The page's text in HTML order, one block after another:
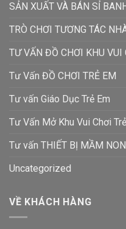
SẢN XUẤT VÀ BÁN SỈ
TRÒ CHƠI TƯƠNG TÁC
TƯ VẤN ĐỒ CHƠI KHU VUI
Tư Vấn ĐỒ CHƠI TRẺ EM
Tư vấn Giáo Dục Trẻ Em
Tư Vấn Mở Khu Vui Chơi
Tư vấn THIẾT BỊ MẦM NON
Uncategorized
VỀ KHÁCH HÀNG